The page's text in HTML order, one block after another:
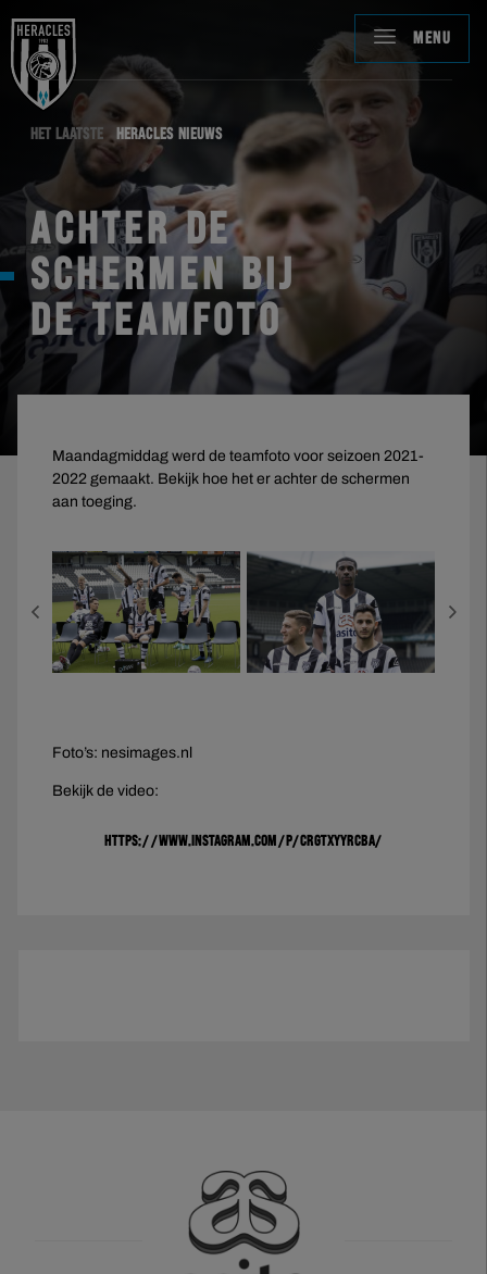
MENU
HET LAATSTE HERACLES NIEUWS
ACHTER DE
SCHERMEN BIJ
DE TEAMFOTO
Maandagmiddag werd de teamfoto voor seizoen 2021-
2022 gemaakt. Bekijk hoe het er achter de schermen
aan toeging.
Foto’s: nesimages.nl
Bekijk de video:
https://www.instagram.com/p/CRgtXYyrcbA/